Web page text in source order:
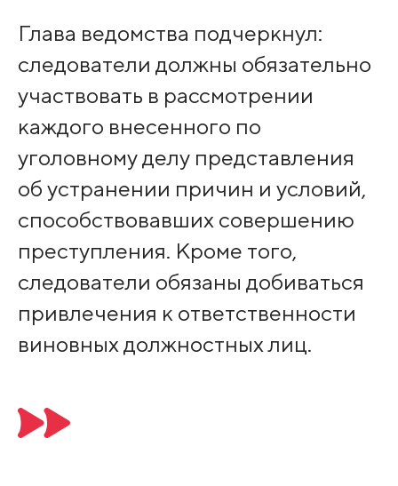
Глава ведомства подчеркнул:
следователи должны обязательно
участвовать в рассмотрении
каждого внесенного по
уголовному делу представления
об устранении причин и условий,
способствовавших совершению
преступления. Кроме того,
следователи обязаны добиваться
привлечения к ответственности
виновных должностных лиц.